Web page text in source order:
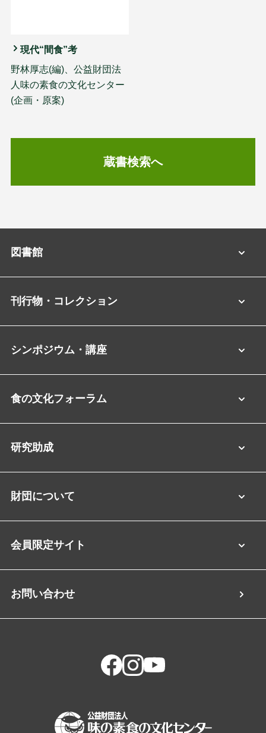
現代“間食”考
野林厚志(編)、公益財団法
人味の素食の文化センター
(企画・原案)
蔵書検索へ
図書館
刊行物・コレクション
シンポジウム・講座
食の文化フォーラム
研究助成
財団について
会員限定サイト
お問い合わせ